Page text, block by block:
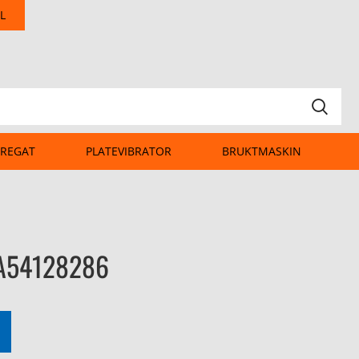
PLATEVIBRATOR BRUKTMASKIN